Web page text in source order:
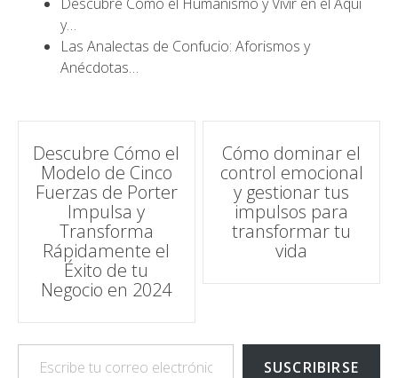
y…
Las Analectas de Confucio: Aforismos y
Anécdotas…
Navegación
de
entradas
Descubre Cómo el
Modelo de Cinco
Fuerzas de Porter
Impulsa y
Transforma
Rápidamente el
Éxito de tu
Negocio en 2024
Cómo dominar el
control emocional
y gestionar tus
impulsos para
transformar tu
vida
Escribe tu correo electrónico…
SUSCRIBIRSE